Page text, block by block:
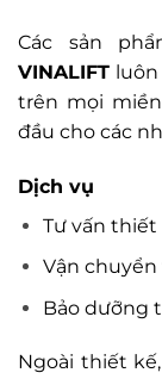
Các sản
VINALIFT
trên mọi
đầu cho các
Dịch vụ
Tư vấn thiết
Vận chuyển
Bảo dưỡng
Ngoài thiết